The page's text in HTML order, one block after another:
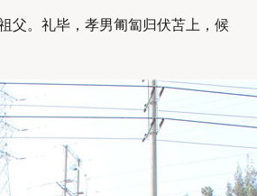
父。礼毕，孝男匍匐归伏苫上，候